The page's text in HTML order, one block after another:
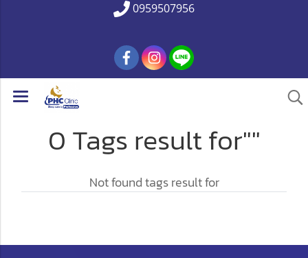
0959507956
0 Tags result for""
Not found tags result for